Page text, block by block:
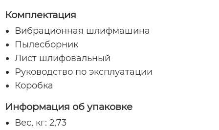
Комплектация
Вибрационная шлифмашина
Пылесборник
Лист шлифовальный
Руководство по эксплуатации
Коробка
Информация об упаковке
Вес, кг: 2,73